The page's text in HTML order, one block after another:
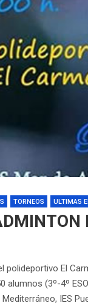
TORNEOS ULTIMAS
polideportivo El
alumnos (3º-4º
IES